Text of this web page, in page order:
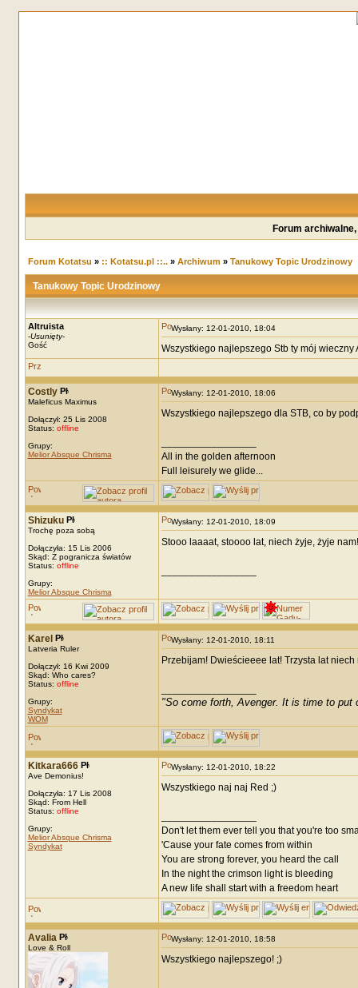
Forum
Forum Kotatsu » :: Kotatsu.pl ::..» Archiwum» Tanukowy Topic Urodzinowy
Tanukowy Topic Urodzinowy
Altruista
-Usunięty-
Gość
Wysłany: 12-01-2010, 18:04
Wszystkiego najlepszego Stb ty mój wieczny
Costly
Maleficus Maximus
Dołączył: 25 Lis 2008
Status: offline
Grupy:
Melior Absque Chrisma
Wysłany: 12-01-2010, 18:06
Wszystkiego najlepszego dla STB, co by
All in the golden afternoon
Full leisurely we glide...
Shizuku
Trochę poza sobą
Dołączyła: 15 Lis 2006
Skąd: Z pogranicza światów
Status: offline
Grupy:
Melior Absque Chrisma
Wysłany: 12-01-2010, 18:09
Stooo laaaat, stoooo lat, niech żyje, żyje nam!
Karel
Latveria Ruler
Dołączył: 16 Kwi 2009
Skąd: Who cares?
Status: offline
Grupy:
Syndykat
WOM
Wysłany: 12-01-2010, 18:11
Przebijam! Dwieścieeee lat! Trzysta lat niech
"So come forth, Avenger. It is time to put
Kitkara666
Ave Demonius!
Dołączyła: 17 Lis 2008
Skąd: From Hell
Status: offline
Grupy:
Melior Absque Chrisma
Syndykat
Wysłany: 12-01-2010, 18:22
Wszystkiego naj naj Red ;)
Don't let them ever tell you that you're too
'Cause your fate comes from within
You are strong forever, you heard the call
In the night the crimson light is bleeding
A new life shall start with a freedom heart
Avalia
Love & Roll
Wysłany: 12-01-2010, 18:58
Wszystkiego najlepszego! ;)